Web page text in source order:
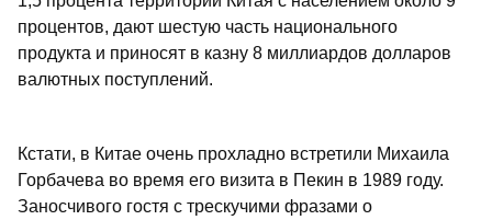
процентов, дают шестую часть национального
продукта и приносят в казну 8 миллиардов долларов
валютных поступлений.
Кстати, в Китае очень прохладно встретили Михаила
Горбачева во время его визита в Пекин в 1989 году.
Заносчивого гостя с трескучими фразами о